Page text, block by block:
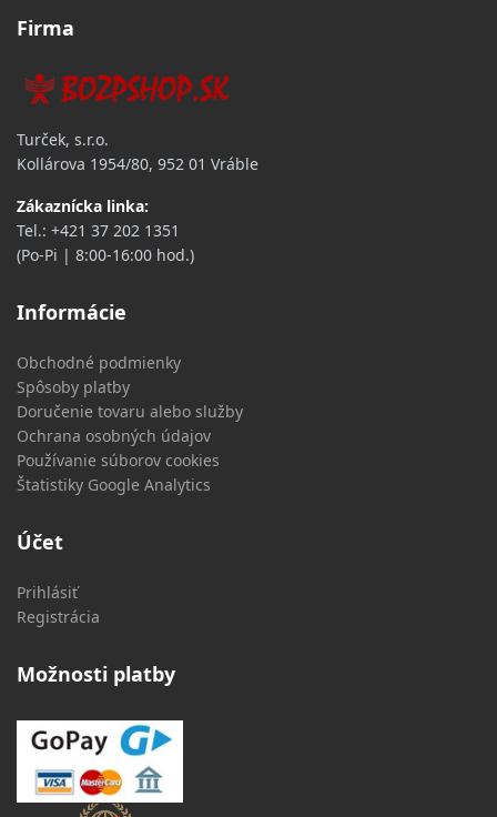
Firma
Turček, s.r.o.
Kollárova 1954/80, 952 01 Vráble
Zákaznícka linka:
Tel.: +421 37 202 1351
(Po-Pi | 8:00-16:00 hod.)
Informácie
Obchodné podmienky
Spôsoby platby
Doručenie tovaru alebo služby
Ochrana osobných údajov
Používanie súborov cookies
Štatistiky Google Analytics
Účet
Prihlásiť
Registrácia
Možnosti platby